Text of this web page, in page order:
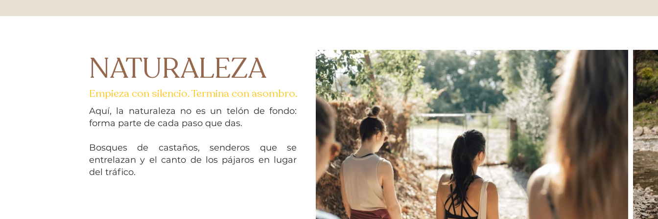
NATURALEZA
Aquí, la naturaleza no es un telón de fondo:
forma parte de cada paso que das.
Bosques de castaños, senderos que se
entrelazan y el canto de los pájaros en lugar
del tráfico.
Empieza con silencio. Termina con asombro.